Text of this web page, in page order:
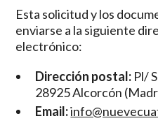
Esta solicitud y los
enviarse a la siguiente
electrónico:
Dirección postal: Pl/
28925 Alcorcón
Email: